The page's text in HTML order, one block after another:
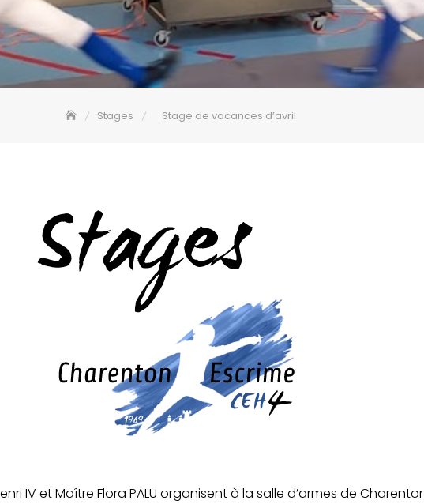
Stages Stage de vacances d’avril
IV et Maître Flora PALU organisent à la salle d’armes de